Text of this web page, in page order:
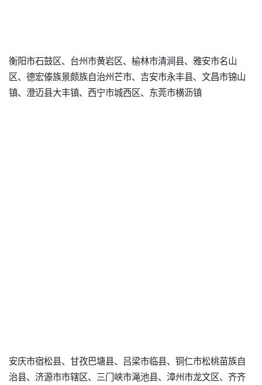
衡阳市石鼓区、台州市黄岩区、榆林市清涧县、雅安市名山
区、德宏傣族景颇族自治州芒市、吉安市永丰县、文昌市锦山
镇、澄迈县大丰镇、西宁市城西区、东莞市横沥镇
安庆市宿松县、甘孜巴塘县、吕梁市临县、铜仁市松桃苗族自
治县、济源市市辖区、三门峡市渑池县、漳州市龙文区、齐齐